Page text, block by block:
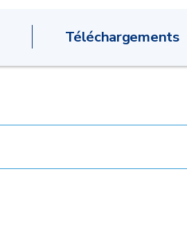
Téléchargements